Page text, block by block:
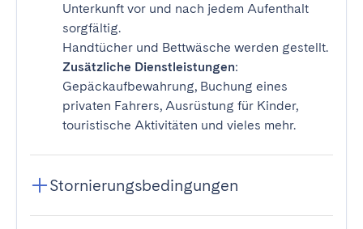
Unterkunft vor und nach jedem Aufenthalt
sorgfältig.
Handtücher und Bettwäsche werden gestellt.
Zusätzliche Dienstleistungen:
Gepäckaufbewahrung, Buchung eines
privaten Fahrers, Ausrüstung für Kinder,
touristische Aktivitäten und vieles mehr.
Stornierungsbedingungen